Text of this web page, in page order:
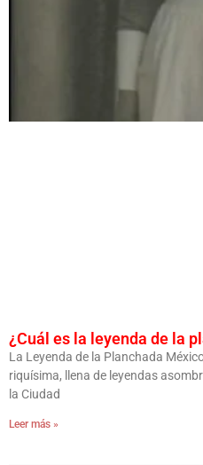
¿Cuál es la leyenda de la
La Leyenda de la Planchada
riquísima, llena de leyendas
la Ciudad
Leer más »